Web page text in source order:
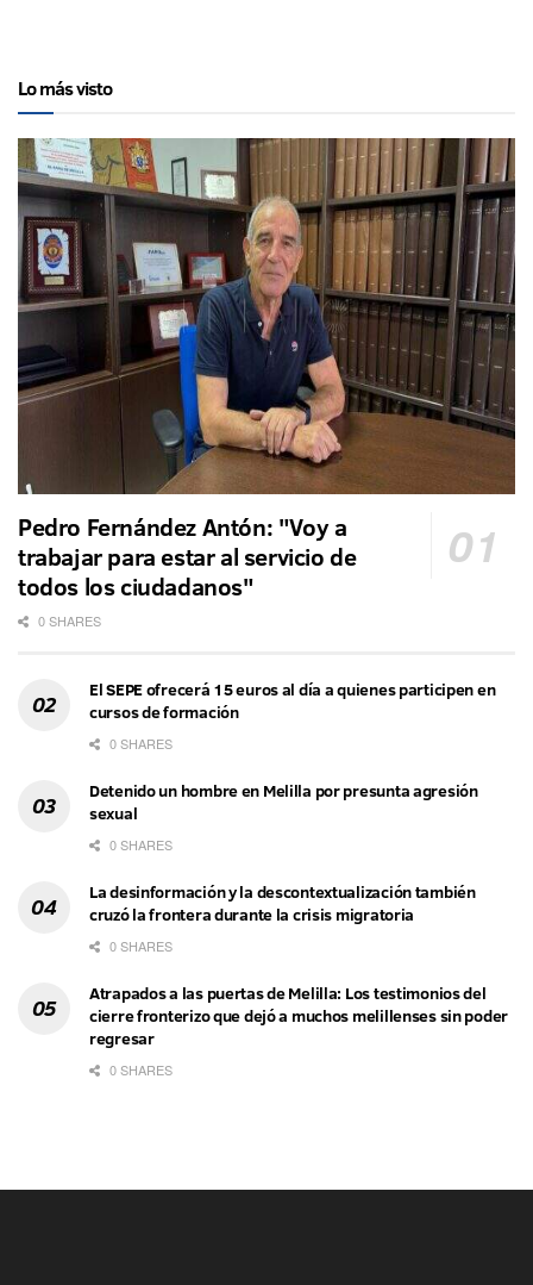
Lo más visto
Pedro Fernández Antón: "Voy a
trabajar para estar al servicio de
todos los ciudadanos"
0 SHARES
El SEPE ofrecerá 15 euros al día a quienes participen en
cursos de formación
0 SHARES
Detenido un hombre en Melilla por presunta agresión
sexual
0 SHARES
La desinformación y la descontextualización también
cruzó la frontera durante la crisis migratoria
0 SHARES
Atrapados a las puertas de Melilla: Los testimonios del
cierre fronterizo que dejó a muchos melillenses sin poder
regresar
0 SHARES